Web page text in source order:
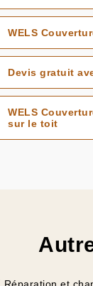
WELS
Devis gratuit
WELS
sur le toit